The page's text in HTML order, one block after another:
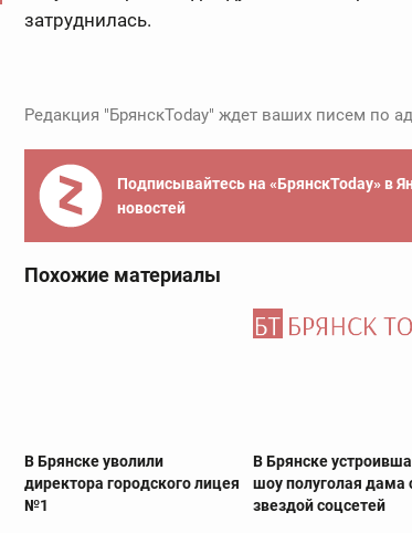
затруднилась.
Редакция "БрянскToday" ждет ваших писем по
Подписывайтесь на «БрянскToday» в
новостей
Похожие материалы
В Брянске уволили
директора городского лицея
№1
В Брянске
шоу полуголая дама
звездой соцсетей